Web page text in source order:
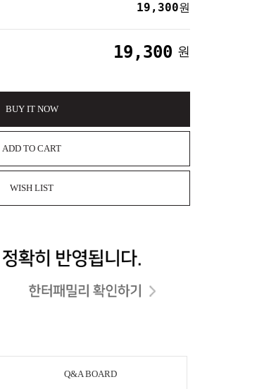
19,300원
19,300 원
BUY IT NOW
ADD TO CART
WISH LIST
Q&A BOARD